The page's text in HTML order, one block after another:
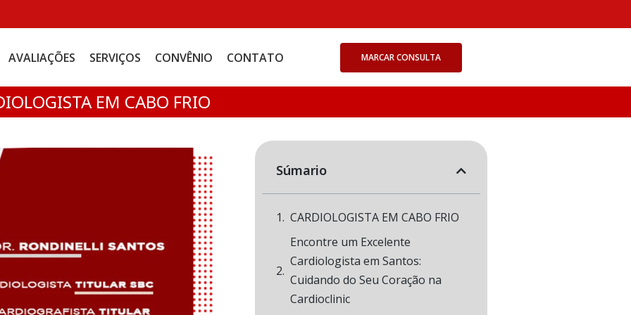
AVALIAÇÕES SERVIÇOS CONVÊNIO CONTATO MARCAR CONSULTA
EM CABO FRIO
Súmario
CARDIOLOGISTA EM CABO FRIO
Encontre um Excelente
Cardiologista em Santos:
Cuidando do Seu Coração na
Cardioclinic